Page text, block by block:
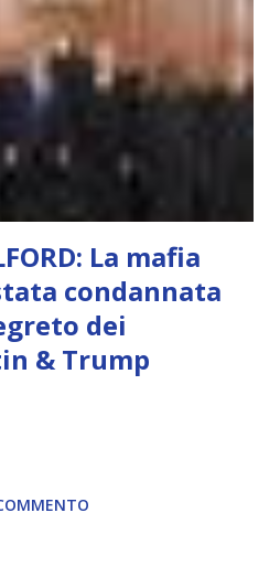
comportamenti coscienti, ma
Può copiare, ma non può vivere
ovvio Man mano che l’IA
(soprattutto tra il 2027 e il
che renderanno la differenza
La mafia
condannata
dei
& Trump